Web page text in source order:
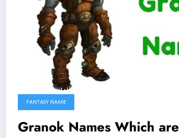
FANTASY NAME
Granok Names Which